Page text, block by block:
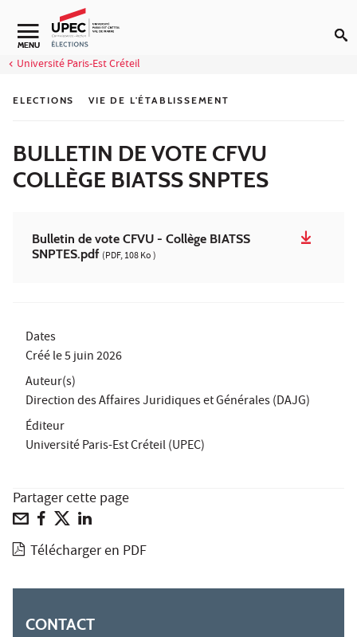
Aller au contenu
Navigation secondaire
MENU
Université Paris-Est Créteil
ELECTIONS VIE DE L'ÉTABLISSEMENT
BULLETIN DE VOTE CFVU
COLLÈGE BIATSS SNPTES
Bulletin de vote CFVU - Collège BIATSS
SNPTES.pdf (PDF, 108 Ko )
Dates
Créé le5 juin 2026
Auteur(s)
Direction des Affaires Juridiques et Générales (DAJG)
Éditeur
Université Paris-Est Créteil (UPEC)
Partager cette page
Télécharger en PDF
CONTACT